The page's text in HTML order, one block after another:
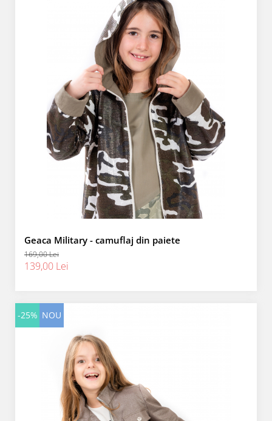
Geaca Military - camuflaj din paiete
169,00 Lei
139,00 Lei
-25% NOU